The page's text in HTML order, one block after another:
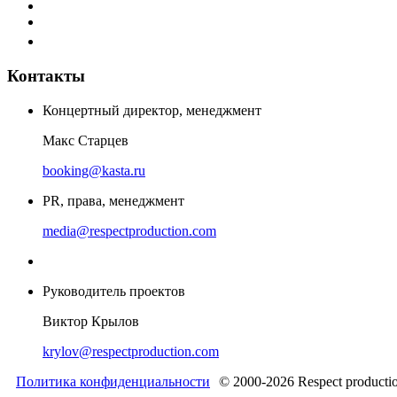
Контакты
Концертный директор, менеджмент
Макс Старцев
booking@kasta.ru
PR, права, менеджмент
media@respectproduction.com
Руководитель проектов
Виктор Крылов
krylov@respectproduction.com
Политика конфиденциальности
© 2000-2026 Respect